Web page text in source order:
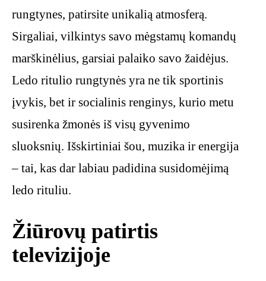
rungtynes, patirsite unikalią atmosferą.
Sirgaliai, vilkintys savo mėgstamų komandų
marškinėlius, garsiai palaiko savo žaidėjus.
Ledo ritulio rungtynės yra ne tik sportinis
įvykis, bet ir socialinis renginys, kurio metu
susirenka žmonės iš visų gyvenimo
sluoksnių. Išskirtiniai šou, muzika ir energija
– tai, kas dar labiau padidina susidomėjimą
ledo rituliu.
Žiūrovų patirtis
televizijoje